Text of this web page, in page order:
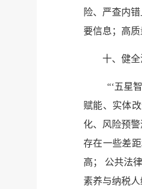
险、严查内
要信息；高
十、健
“‘五星
赋能、实体
化、风险预
存在一些差
高； 公共法
素养与纳税